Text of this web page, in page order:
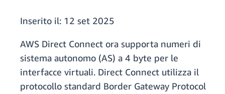
Inserito il: 12 set 2025
AWS Direct Connect ora supporta numeri di
sistema autonomo (AS) a 4 byte per le
interfacce virtuali. Direct Connect utilizza il
protocollo standard Border Gateway Protocol